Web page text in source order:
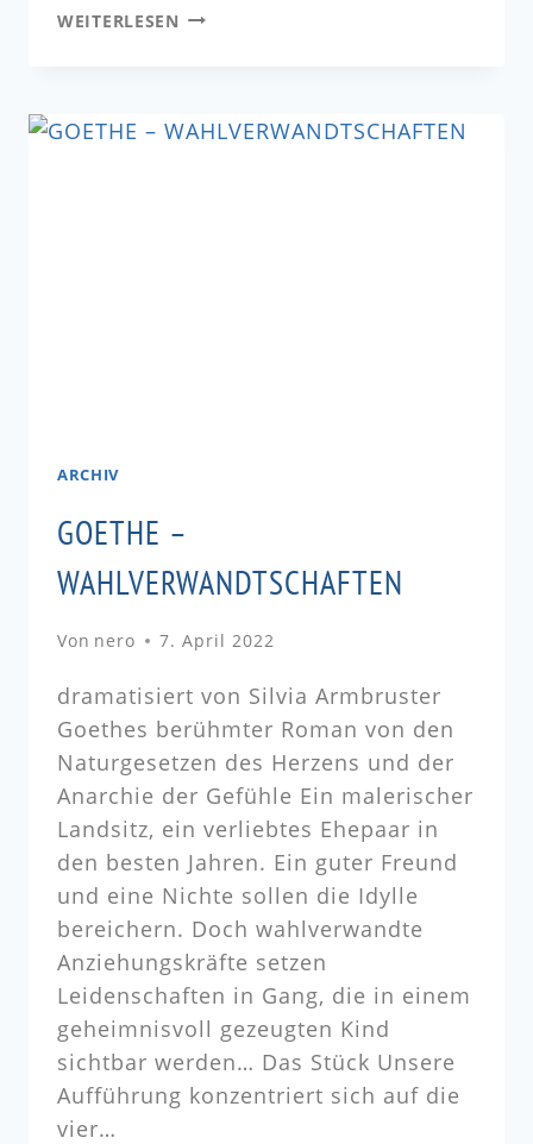
WEITERLESEN
ARCHIV
GOETHE –
WAHLVERWANDTSCHAFTEN
Von nero 7. April 2022
dramatisiert von Silvia Armbruster
Goethes berühmter Roman von den
Naturgesetzen des Herzens und der
Anarchie der Gefühle Ein malerischer
Landsitz, ein verliebtes Ehepaar in
den besten Jahren. Ein guter Freund
und eine Nichte sollen die Idylle
bereichern. Doch wahlverwandte
Anziehungskräfte setzen
Leidenschaften in Gang, die in einem
geheimnisvoll gezeugten Kind
sichtbar werden… Das Stück Unsere
Aufführung konzentriert sich auf die
vier…